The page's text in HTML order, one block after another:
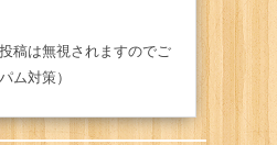
稿は無視されますのでご
ム対策）